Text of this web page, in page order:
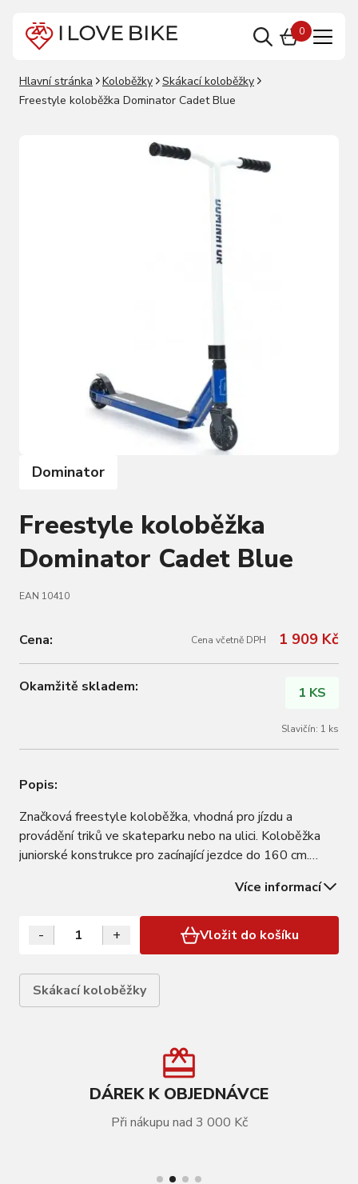
0
Hlavní stránka Koloběžky
Skákací koloběžky
Freestyle koloběžka Dominator Cadet Blue
Dominator
Freestyle koloběžka
Dominator Cadet Blue
EAN 10410
Cena: Cena včetně DPH 1 909 Kč
Okamžitě skladem: 1 KS
Slavičín: 1 ks
Popis:
Značková freestyle koloběžka, vhodná pro jízdu a
provádění triků ve skateparku nebo na ulici. Koloběžka
juniorské konstrukce pro zacínající jezdce do 160 cm.
Věková kategorie 8+; Pro výšku jezdce 130-160 cm;
Vyspělost konstrukce Začátečnická;…
Více informací
- + Vložit do košíku
Skákací koloběžky
DÁREK K OBJEDNÁVCE
Při nákupu nad 3 000 Kč